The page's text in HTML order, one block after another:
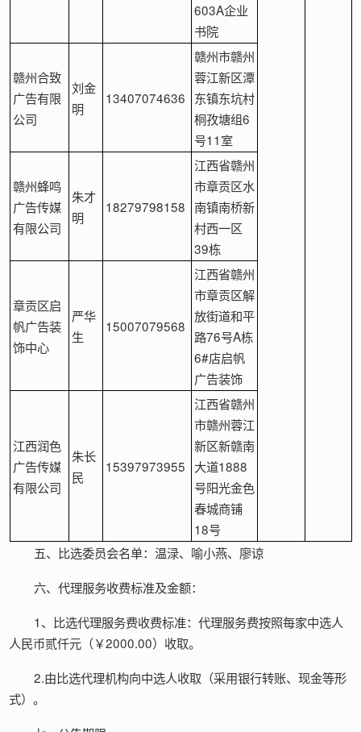
603A企业
书院
赣州合致
广告有限
公司
刘金
明
13407074636
赣州市赣州
蓉江新区潭
东镇东坑村
桐孜塘组6
号11室
赣州蜂鸣
广告传媒
有限公司
朱才
明
18279798158
江西省赣州
市章贡区水
南镇南桥新
村西一区
39栋
章贡区启
帆广告装
饰中心
严华
生
15007079568
江西省赣州
市章贡区解
放街道和平
路76号A栋
6#店启帆
广告装饰
江西润色
广告传媒
有限公司
朱长
民
15397973955
江西省赣州
市赣州蓉江
新区新赣南
大道1888
号阳光金色
春城商铺
18号
五、比选委员会名单：温渌、喻小燕、廖谅
六、代理服务收费标准及金额：
1、比选代理服务费收费标准：代理服务费按照每家中选人
人民币贰仟元（￥2000.00）收取。
2.由比选代理机构向中选人收取（采用银行转账、现金等形
式）。